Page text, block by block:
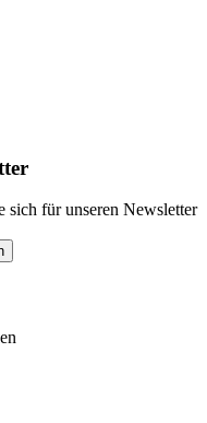
sich für unseren Newsletter